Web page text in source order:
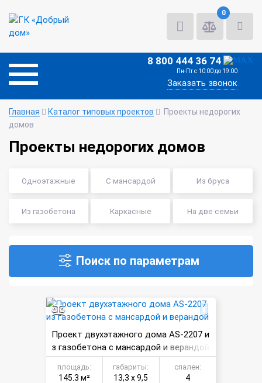
0
8 800 444 36 74
Пн-Пт с 10:00 до 19:00
Заказать звонок
Главная Каталог типовых проектов
Проекты недорогих
домов
Проекты недорогих домов
Одноэтажные С мансардой Из бруса
Из газобетона Каркасные На две семьи
Поиск по параметрам
Проект двухэтажного дома AS-2207 и
з газобетона с мансардой и верандой
площадь:
145.3 м²
габариты:
13,3 х 9,5
спален:
4